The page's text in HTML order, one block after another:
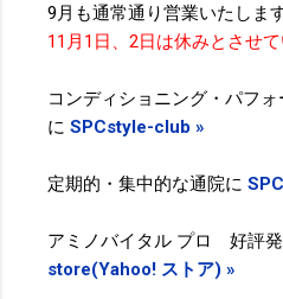
9月も通常通り営業いたしま
11月1日、2日は休みとさせて
コンディショニング・パフ
に SPCstyle-club »
定期的・集中的な通院に
アミノバイタル プロ 好評発
store(Yahoo! ストア) »